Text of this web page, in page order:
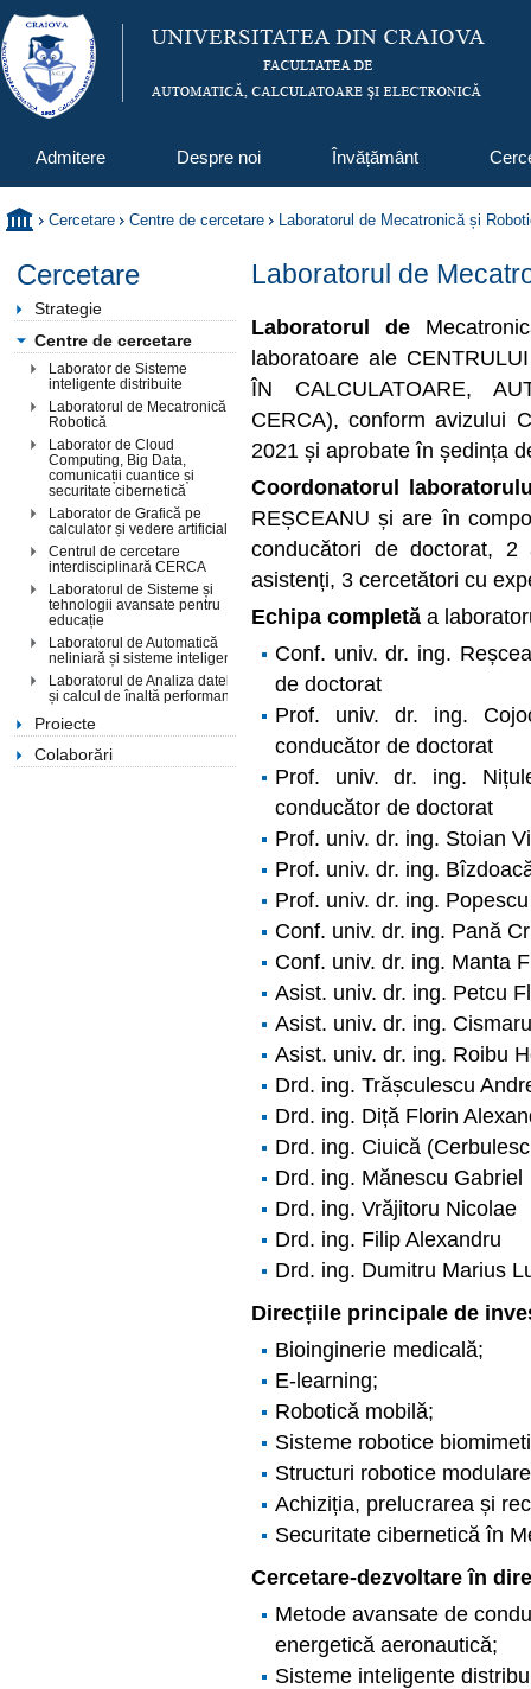
Admitere Despre noi Învățământ
Cercetare Centre de cercetare Laboratorul de Mecatronică și
Cercetare
Strategie
Centre de cercetare
Laborator de Sisteme
inteligente distribuite
Laboratorul de Mecatronică și
Robotică
Laborator de Cloud
Computing, Big Data,
comunicații cuantice și
securitate cibernetică
Laborator de Grafică pe
calculator și vedere artificială
Centrul de cercetare
interdisciplinară CERCA
Laboratorul de Sisteme și
tehnologii avansate pentru
educație
Laboratorul de Automatică
neliniară și sisteme inteligente
Laboratorul de Analiza datelor
și calcul de înaltă performanță
Proiecte
Colaborări
Laboratorul de
Laboratorul de
laboratoare ale
ÎN CALCULATOARE,
CERCA), conform avizului
2021 și aprobate în ședința
Coordonatorul
REȘCEANU și are în
conducători de doctorat,
asistenți, 3 cercetători cu
Echipa completă a
Conf. univ. dr. ing.
de doctorat
Prof. univ. dr. ing.
conducător de doctorat
Prof. univ. dr. ing.
conducător de doctorat
Prof. univ. dr. ing. Stoian
Prof. univ. dr. ing.
Prof. univ. dr. ing.
Conf. univ. dr. ing. Pană
Conf. univ. dr. ing. Manta
Asist. univ. dr. ing. Petcu
Asist. univ. dr. ing.
Asist. univ. dr. ing. Roibu
Drd. ing. Trășculescu
Drd. ing. Diță Florin
Drd. ing. Ciuică
Drd. ing. Mănescu Gabriel
Drd. ing. Vrăjitoru Nicolae
Drd. ing. Filip Alexandru
Drd. ing. Dumitru Marius
Direcțiile principale de
Bioinginerie medicală;
E-learning;
Robotică mobilă;
Sisteme robotice
Structuri robotice
Achiziția, prelucrarea și
Securitate cibernetică în
Cercetare-dezvoltare în
Metode avansate de
energetică aeronautică;
Sisteme inteligente